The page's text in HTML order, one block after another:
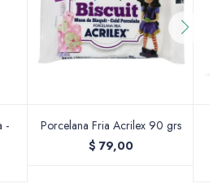
-
Porcelana Fria Acrilex 90 grs
$ 79,00
y atriles